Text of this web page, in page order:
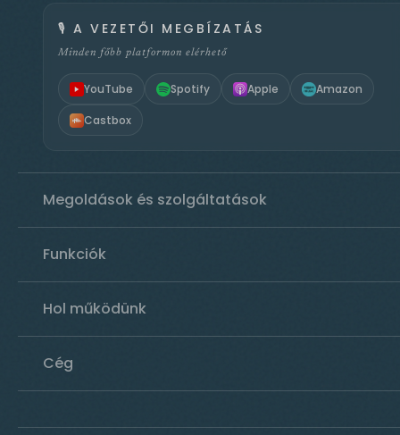
🎙️ A VEZETŐI MEGBÍZATÁS
Minden főbb platformon elérhető
YouTube Spotify Apple Amazon
Castbox
Megoldások és szolgáltatások
Funkciók
Hol működünk
Cég